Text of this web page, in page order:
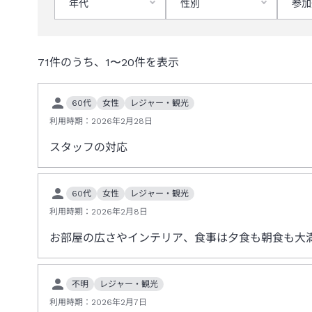
年代 性別 参
71件のうち、 1〜20件を表示
60代 女性
レジャー・観光
利用時期： 2026年2月28日
スタッフの対応
60代 女性
レジャー・観光
利用時期： 2026年2月8日
お部屋の広さやインテリア、食事は夕食も朝食も大
不明
レジャー・観光
利用時期： 2026年2月7日